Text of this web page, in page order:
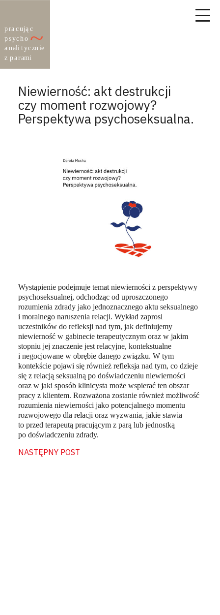
Niewierność: akt destrukcji
czy moment rozwojowy?
Perspektywa psychoseksualna.
Wystąpienie podejmuje temat niewierności z perspektywy
psychoseksualnej, odchodząc od uproszczonego
rozumienia zdrady jako jednoznacznego aktu seksualnego
i moralnego naruszenia relacji. Wykład zaprosi
uczestników do refleksji nad tym, jak definiujemy
niewierność w gabinecie terapeutycznym oraz w jakim
stopniu jej znaczenie jest relacyjne, kontekstualne
i negocjowane w obrębie danego związku. W tym
kontekście pojawi się również refleksja nad tym, co dzieje
się z relacją seksualną po doświadczeniu niewierności
oraz w jaki sposób klinicysta może wspierać ten obszar
pracy z klientem. Rozważona zostanie również możliwość
rozumienia niewierności jako potencjalnego momentu
rozwojowego dla relacji oraz wyzwania, jakie stawia
to przed terapeutą pracującym z parą lub jednostką
po doświadczeniu zdrady.
NASTĘPNY POST